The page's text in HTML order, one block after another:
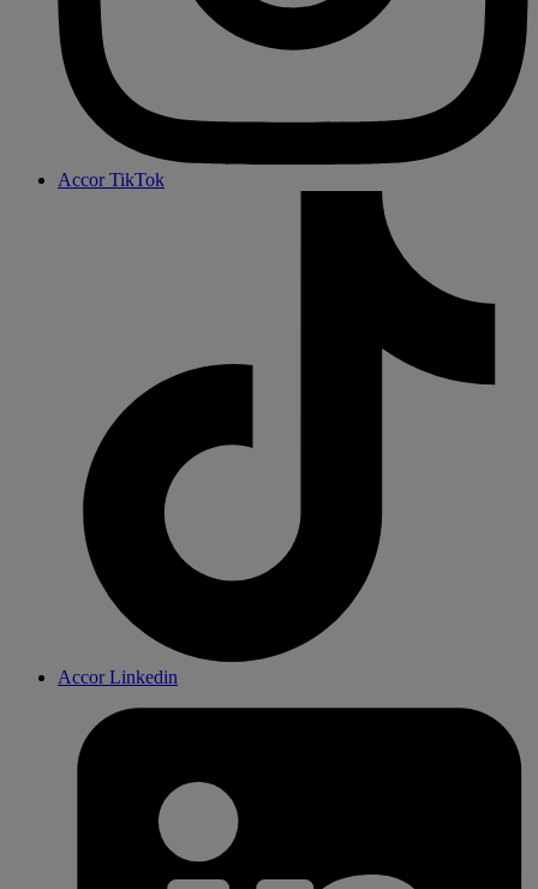
Accor TikTok
Accor Linkedin